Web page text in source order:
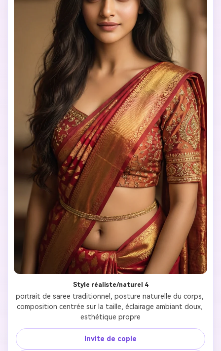
Style réaliste/naturel 4
portrait de saree traditionnel, posture naturelle du corps,
composition centrée sur la taille, éclairage ambiant doux,
esthétique propre
Invite de copie